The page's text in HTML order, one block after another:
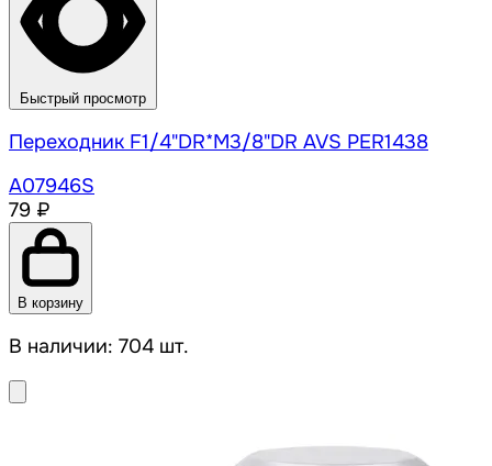
Быстрый просмотр
Переходник F1/4"DR*М3/8"DR AVS PER1438
A07946S
79 ₽
В корзину
В наличии: 704 шт.